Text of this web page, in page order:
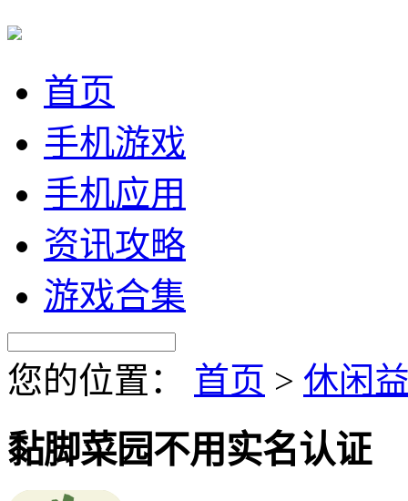
首页
手机游戏
手机应用
资讯攻略
游戏合集
您的位置： 首页 > 休闲
黏脚菜园不用实名认证